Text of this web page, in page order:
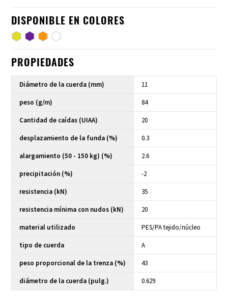
DISPONIBLE EN COLORES
PROPIEDADES
Diámetro de la cuerda (mm)
11
peso (g/m)
84
Cantidad de caídas (UIAA)
20
desplazamiento de la funda (%)
0.3
alargamiento (50 - 150 kg) (%)
2.6
precipitación (%)
-2
resistencia (kN)
35
resistencia mínima con nudos (kN)
20
material utilizado
PES/PA tejido/núcleo
tipo de cuerda
A
peso proporcional de la trenza (%)
43
diámetro de la cuerda (pulg.)
0.629